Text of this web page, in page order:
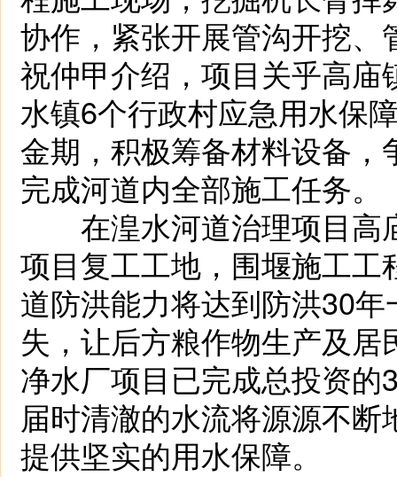
协作，紧张开展管沟开挖
祝仲甲介绍，项目关乎高
水镇6个行政村应急用水保
金期，积极筹备材料设备
完成河道内全部施工任务。
在湟水河道治理项目高
项目复工工地，围堰施工
道防洪能力将达到防洪30
失，让后方粮作物生产及
净水厂项目已完成总投资
届时清澈的水流将源源不
提供坚实的用水保障。